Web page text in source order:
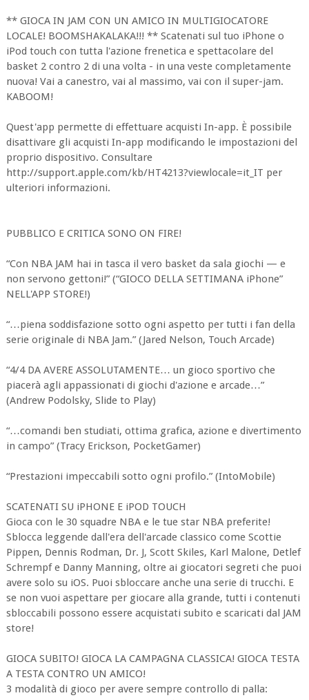
** GIOCA IN JAM CON UN AMICO IN MULTIGIOCATORE
LOCALE! BOOMSHAKALAKA!!! ** Scatenati sul tuo iPhone o
iPod touch con tutta l'azione frenetica e spettacolare del
basket 2 contro 2 di una volta - in una veste completamente
nuova! Vai a canestro, vai al massimo, vai con il super-jam.
KABOOM!
Quest'app permette di effettuare acquisti In-app. È possibile
disattivare gli acquisti In-app modificando le impostazioni del
proprio dispositivo. Consultare
http://support.apple.com/kb/HT4213?viewlocale=it_IT per
ulteriori informazioni.
PUBBLICO E CRITICA SONO ON FIRE!
“Con NBA JAM hai in tasca il vero basket da sala giochi — e
non servono gettoni!” (“GIOCO DELLA SETTIMANA iPhone”
NELL'APP STORE!)
“…piena soddisfazione sotto ogni aspetto per tutti i fan della
serie originale di NBA Jam.” (Jared Nelson, Touch Arcade)
“4/4 DA AVERE ASSOLUTAMENTE… un gioco sportivo che
piacerà agli appassionati di giochi d'azione e arcade…”
(Andrew Podolsky, Slide to Play)
“…comandi ben studiati, ottima grafica, azione e divertimento
in campo” (Tracy Erickson, PocketGamer)
“Prestazioni impeccabili sotto ogni profilo.” (IntoMobile)
SCATENATI SU iPHONE E iPOD TOUCH
Gioca con le 30 squadre NBA e le tue star NBA preferite!
Sblocca leggende dall'era dell'arcade classico come Scottie
Pippen, Dennis Rodman, Dr. J, Scott Skiles, Karl Malone, Detlef
Schrempf e Danny Manning, oltre ai giocatori segreti che puoi
avere solo su iOS. Puoi sbloccare anche una serie di trucchi. E
se non vuoi aspettare per giocare alla grande, tutti i contenuti
sbloccabili possono essere acquistati subito e scaricati dal JAM
store!
GIOCA SUBITO! GIOCA LA CAMPAGNA CLASSICA! GIOCA TESTA
A TESTA CONTRO UN AMICO!
3 modalità di gioco per avere sempre controllo di palla: